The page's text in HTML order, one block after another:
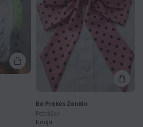
Be Prekės Ženklo
Peteliškė
Nauja